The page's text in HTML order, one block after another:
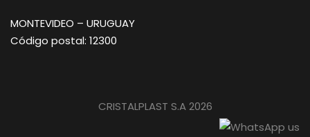
MONTEVIDEO – URUGUAY
Código postal: 12300
CRISTALPLAST S.A 2026